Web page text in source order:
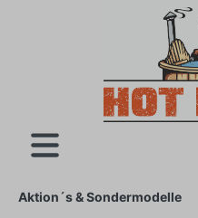
Aktion´s & Sondermodelle